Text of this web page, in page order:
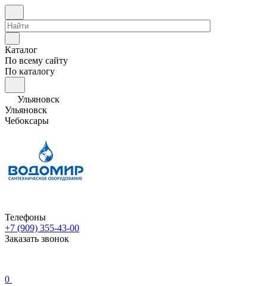
Каталог
По всему сайту
По каталогу
Ульяновск
Ульяновск
Чебоксары
Телефоны
+7 (909) 355-43-00
Заказать звонок
0